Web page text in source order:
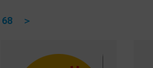
68 ＞